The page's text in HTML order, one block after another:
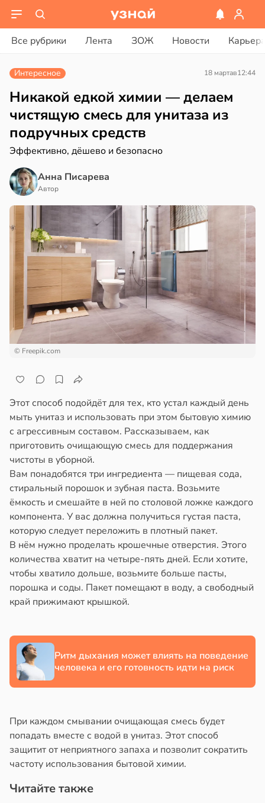
Все рубрики Лента ЗОЖ Новости
в13:55
в21:42
в20:58
19:27
Интересное 18 мартав12:44
Никакой едкой химии — делаем
чистящую смесь для унитаза из
подручных средств
Эффективно, дёшево и безопасно
Анна Писарева
Автор
© Freepik.com
Этот способ подойдёт для тех, кто устал каждый день
мыть унитаз и использовать при этом бытовую химию
с агрессивным составом. Рассказываем, как
приготовить очищающую смесь для поддержания
чистоты в уборной.
Вам понадобятся три ингредиента — пищевая сода,
стиральный порошок и зубная паста. Возьмите
ёмкость и смешайте в ней по столовой ложке каждого
компонента. У вас должна получиться густая паста,
которую следует переложить в плотный пакет.
В нём нужно проделать крошечные отверстия. Этого
количества хватит на четыре-пять дней. Если хотите,
чтобы хватило дольше, возьмите больше пасты,
порошка и соды. Пакет помещают в воду, а свободный
край прижимают крышкой.
Ритм дыхания может влиять на поведение
человека и его готовность идти на риск
При каждом смывании очищающая смесь будет
попадать вместе с водой в унитаз. Этот способ
защитит от неприятного запаха и позволит сократить
частоту использования бытовой химии.
Читайте также